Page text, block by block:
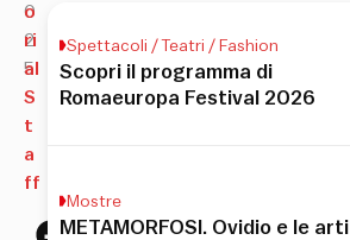
0
2
5
o
ri
al
S
t
a
ff
Spettacoli / Teatri / Fashion
Scopri il programma di
Romaeuropa Festival 2026
Mostre
METAMORFOSI. Ovidio e le arti